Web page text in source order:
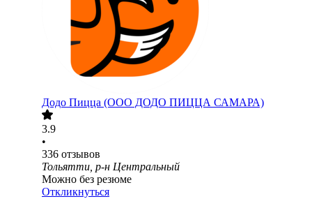
Додо Пицца (ООО ДОДО ПИЦЦА САМАРА)
3.9
•
336 отзывов
Тольятти, р-н Центральный
Можно без резюме
Откликнуться